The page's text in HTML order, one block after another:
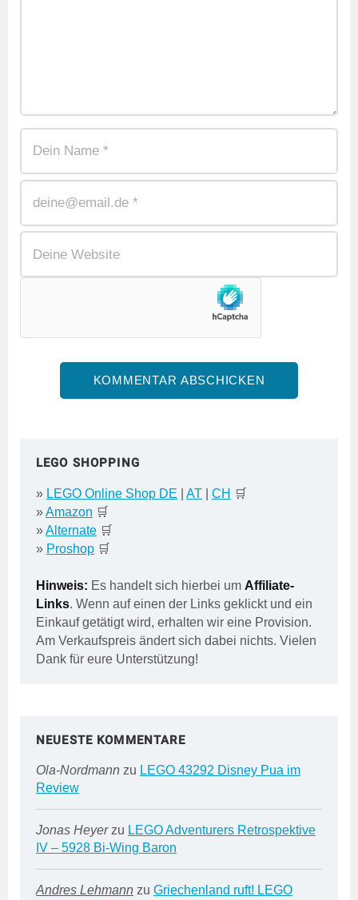
LEGO SHOPPING
» LEGO Online Shop DE AT CH 🛒
»Amazon 🛒
»Alternate 🛒
» Proshop 🛒
Hinweis: Es handelt sich hierbei um Affiliate-
Links. Wenn auf einen der Links geklickt und ein
Einkauf getätigt wird, erhalten wir eine Provision.
Am Verkaufspreis ändert sich dabei nichts. Vielen
Dank für eure Unterstützung!
NEUESTE KOMMENTARE
Ola-Nordmann zu LEGO 43292 Disney Pua im
Review
Jonas Heyerzu LEGO Adventurers Retrospektive
IV – 5928 Bi-Wing Baron
Andres Lehmann zu Griechenland ruft! LEGO